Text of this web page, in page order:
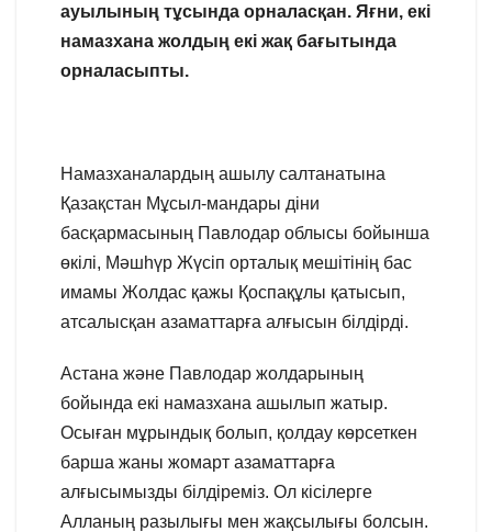
ауылының тұсында орналасқан. Яғни, екі
намазхана жолдың екі жақ бағытында
орналасыпты.
Намазханалардың ашылу салтанатына
Қазақстан Мұсыл-мандары діни
басқармасының Павлодар облысы бойынша
өкілі, Мәшһүр Жүсіп орталық мешітінің бас
имамы Жолдас қажы Қоспақұлы қатысып,
атсалысқан азаматтарға алғысын білдірді.
Астана және Павлодар жолдарының
бойында екі намазхана ашылып жатыр.
Осыған мұрындық болып, қолдау көрсеткен
барша жаны жомарт азаматтарға
алғысымызды білдіреміз. Ол кісілерге
Алланың разылығы мен жақсылығы болсын.